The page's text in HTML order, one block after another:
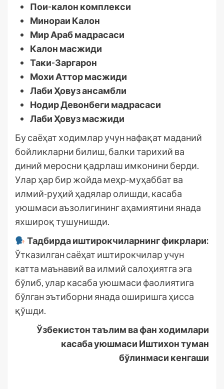
Пои-калон комплекси
Минораи Калон
Мир Араб мадрасаси
Калон масжиди
Таки-Заргарон
Мохи Аттор масжиди
Лаби Ҳовуз ансамбли
Нодир Девонбеги мадрасаси
Лаби Ҳовуз масжиди
Бу саёҳат ходимлар учун нафақат маданий
бойликларни билиш, балки тарихий ва
диний меросни қадрлаш имконини берди.
Улар ҳар бир жойда меҳр-муҳаббат ва
илмий-руҳий ҳадялар олишди, касаба
уюшмаси аъзолигининг аҳамиятини янада
яхшироқ тушунишди.
Тадбирда иштирокчиларнинг фикрлари:
Ўтказилган саёҳат иштирокчилар учун
катта маънавий ва илмий салоҳиятга эга
бўлиб, улар касаба уюшмаси фаолиятига
бўлган эътиборни янада оширишга ҳисса
қўшди.
Ўзбекистон таълим ва фан ходимлари
касаба уюшмаси Иштихон туман
бўлинмаси кенгаши